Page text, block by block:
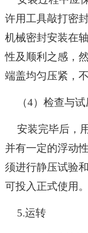
许用工具敲打密
机械密封安装在
性及顺利之感，
端盖均匀压紧，不
（4）检查与
安装完毕后，
并有一定的浮动
须进行静压试验
可投入正式使用。
5.运转